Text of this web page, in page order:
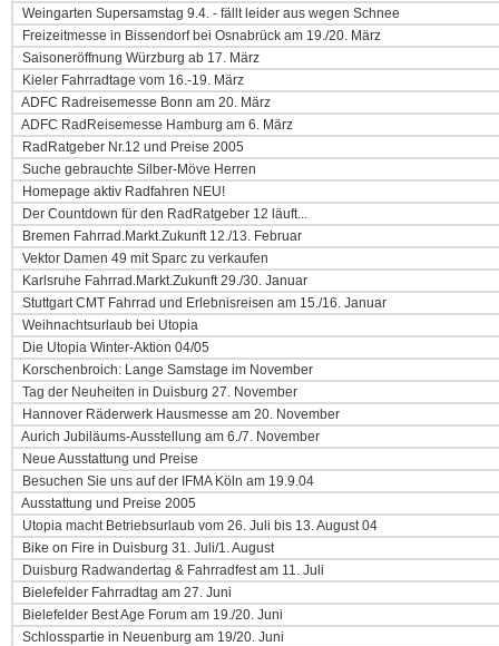
Weingarten Supersamstag 9.4. - fällt leider aus wegen Schnee
Freizeitmesse in Bissendorf bei Osnabrück am 19./20. März
Saisoneröffnung Würzburg ab 17. März
Kieler Fahrradtage vom 16.-19. März
ADFC Radreisemesse Bonn am 20. März
ADFC RadReisemesse Hamburg am 6. März
RadRatgeber Nr.12 und Preise 2005
Suche gebrauchte Silber-Möve Herren
Homepage aktiv Radfahren NEU!
Der Countdown für den RadRatgeber 12 läuft...
Bremen Fahrrad.Markt.Zukunft 12./13. Februar
Vektor Damen 49 mit Sparc zu verkaufen
Karlsruhe Fahrrad.Markt.Zukunft 29./30. Januar
Stuttgart CMT Fahrrad und Erlebnisreisen am 15./16. Januar
Weihnachtsurlaub bei Utopia
Die Utopia Winter-Aktion 04/05
Korschenbroich: Lange Samstage im November
Tag der Neuheiten in Duisburg 27. November
Hannover Räderwerk Hausmesse am 20. November
Aurich Jubiläums-Ausstellung am 6./7. November
Neue Ausstattung und Preise
Besuchen Sie uns auf der IFMA Köln am 19.9.04
Ausstattung und Preise 2005
Utopia macht Betriebsurlaub vom 26. Juli bis 13. August 04
Bike on Fire in Duisburg 31. Juli/1. August
Duisburg Radwandertag & Fahrradfest am 11. Juli
Bielefelder Fahrradtag am 27. Juni
Bielefelder Best Age Forum am 19./20. Juni
Schlosspartie in Neuenburg am 19/20. Juni